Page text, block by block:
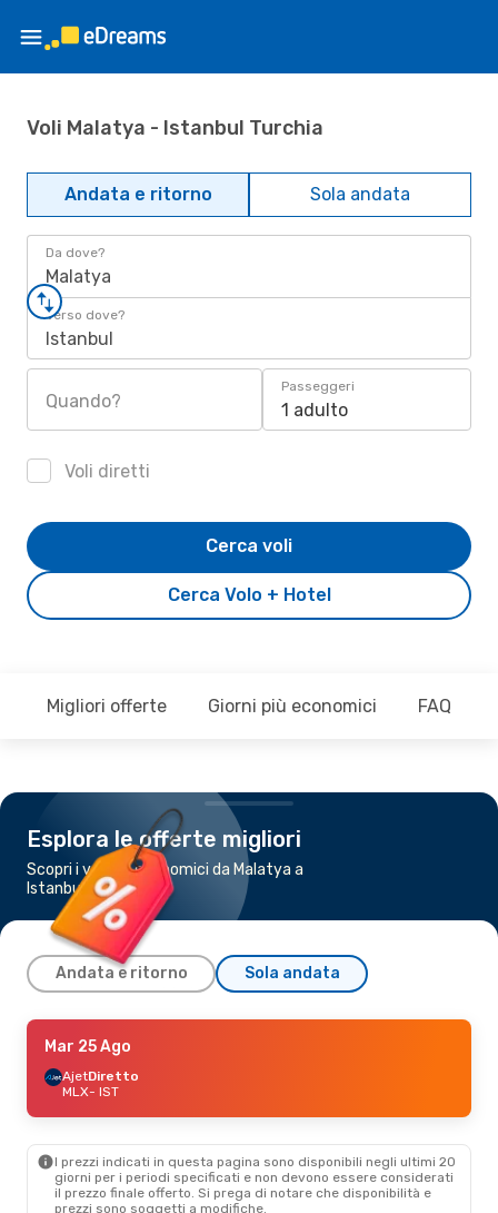
Voli Malatya - Istanbul Turchia
Andata e ritorno Sola andata
Da dove?
Malatya
Verso dove?
Istanbul
Quando?
Passeggeri
1 adulto
Voli diretti
Cerca Volo + Hotel
Cerca voli
Migliori offerte Giorni più economici FAQ
Esplora le offerte migliori
Scopri i voli più economici da Malatya a
Istanbul
Andata e ritorno Sola andata
Ven 25 Set- Lun 28 Set
Pegasus Airlines
MLX- IST
IST- MLX
Mar 25 Ago
AjetDiretto
MLX- IST
I prezzi indicati in questa pagina sono disponibili negli ultimi 20
giorni per i periodi specificati e non devono essere considerati
il ​​prezzo finale offerto. Si prega di notare che disponibilità e
prezzi sono soggetti a modifiche.